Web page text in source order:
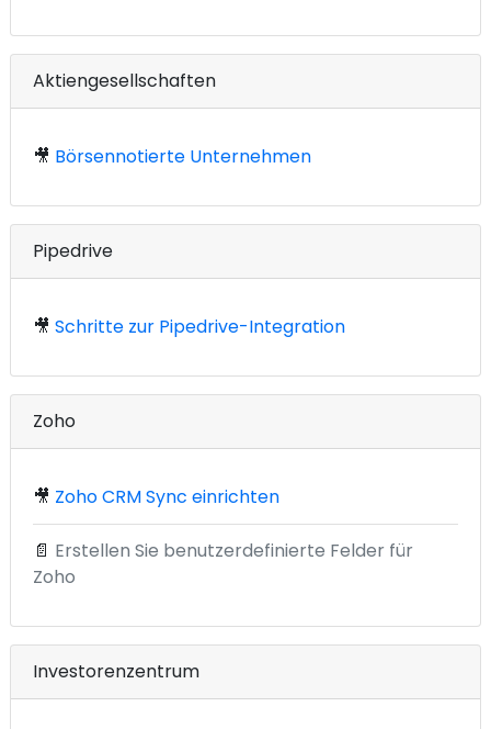
Aktiengesellschaften
🎥 Börsennotierte Unternehmen
Pipedrive
🎥 Schritte zur Pipedrive-Integration
Zoho
🎥 Zoho CRM Sync einrichten
📄 Erstellen Sie benutzerdefinierte Felder für
Zoho
Investorenzentrum